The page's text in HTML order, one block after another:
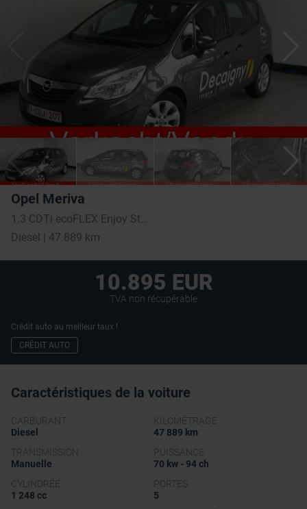
Opel Meriva
Diesel | 47.889 km
10.895 EUR
TVA non récupérable
Crédit auto au meilleur taux !
CRÉDIT AUTO
Caractéristiques de la voiture
CARBURANT
Diesel
KILOMÉTRAGE
47 889 km
TRANSMISSION
Manuelle
PUISSANCE
70 kw - 94 ch
CYLINDRÉE
1 248 cc
PORTES
5